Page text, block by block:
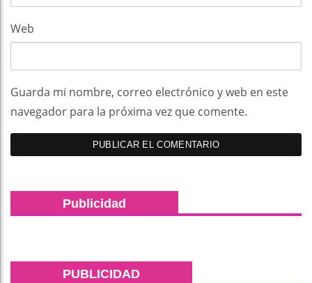
Web
Guarda mi nombre, correo electrónico y web en este
navegador para la próxima vez que comente.
Publicidad
PUBLICIDAD